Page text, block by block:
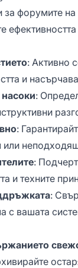
форумите на
: Активно
и
:
:
или
:
и техните
:
с вашата